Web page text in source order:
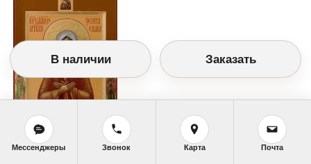
В наличии Заказать
Мессенджеры Звонок Карта Почта